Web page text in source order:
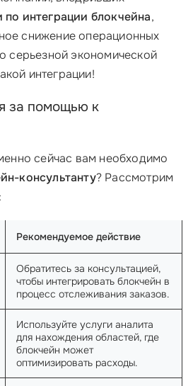
по интеграции блокчейна,
снижение операционных
серьезной экономической
интеграции!
за помощью к
сейчас вам необходимо
консультанту? Рассмотрим
Рекомендуемое действие
Обратитесь за консультацией,
чтобы интегрировать блокчейн в
процесс отслеживания заказов.
Используйте услуги аналита
для нахождения областей, где
блокчейн может
оптимизировать расходы.